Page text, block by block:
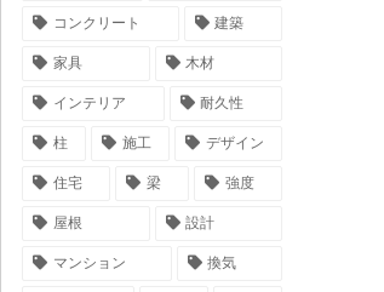
コンクリート 建築
家具 木材
インテリア 耐久性
柱 施工 デザイン
住宅 梁 強度
屋根 設計
マンション 換気